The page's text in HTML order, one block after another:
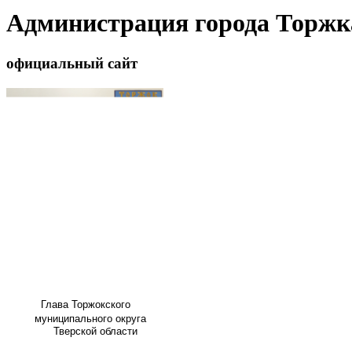
Администрация города
официальный сайт
Глава Торжокского
муниципального округа
Тверской области